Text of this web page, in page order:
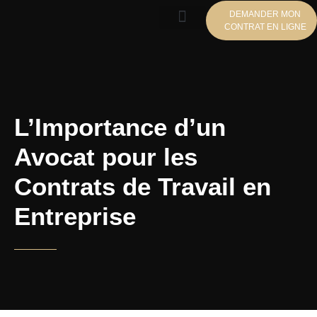
DEMANDER MON
CONTRAT EN LIGNE
L’Importance d’un
Avocat pour les Contrats
de Travail en Entreprise